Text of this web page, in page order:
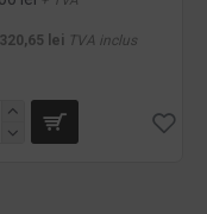
320,65 lei TVA inclus